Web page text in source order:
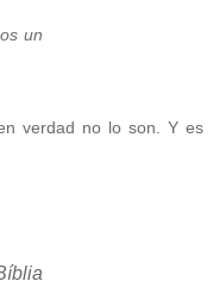
un
verdad no lo son.
Y es